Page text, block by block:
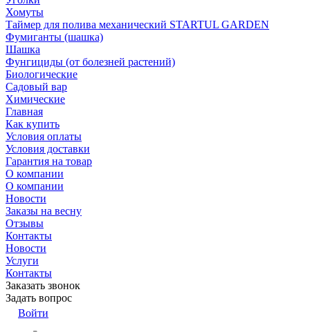
Хомуты
Таймер для полива механический STARTUL GARDEN
Фумиганты (шашка)
Шашка
Фунгициды (от болезней растений)
Биологические
Садовый вар
Химические
Главная
Как купить
Условия оплаты
Условия доставки
Гарантия на товар
О компании
О компании
Новости
Заказы на весну
Отзывы
Контакты
Новости
Услуги
Контакты
Заказать звонок
Задать вопрос
Войти